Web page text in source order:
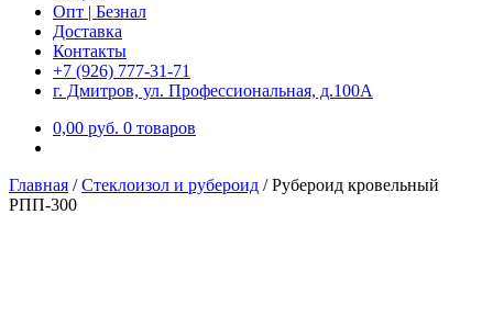
Опт | Безнал
Доставка
Контакты
+7 (926) 777-31-71
г. Дмитров, ул. Профессиональная, д.100А
0,00 руб. 0 товаров
Главная /Стеклоизол и рубероид /Рубероид кровельный
РПП-300